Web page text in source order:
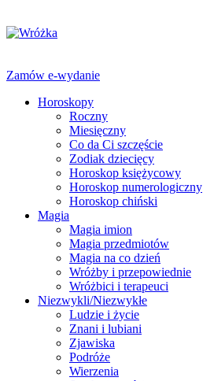
Zamów e-wydanie
Horoskopy
Roczny
Miesięczny
Co da Ci szczęście
Zodiak dziecięcy
Horoskop księżycowy
Horoskop numerologiczny
Horoskop chiński
Magia
Magia imion
Magia przedmiotów
Magia na co dzień
Wróżby i przepowiednie
Wróżbici i terapeuci
Niezwykli/Niezwykłe
Ludzie i życie
Znani i lubiani
Zjawiska
Podróże
Wierzenia